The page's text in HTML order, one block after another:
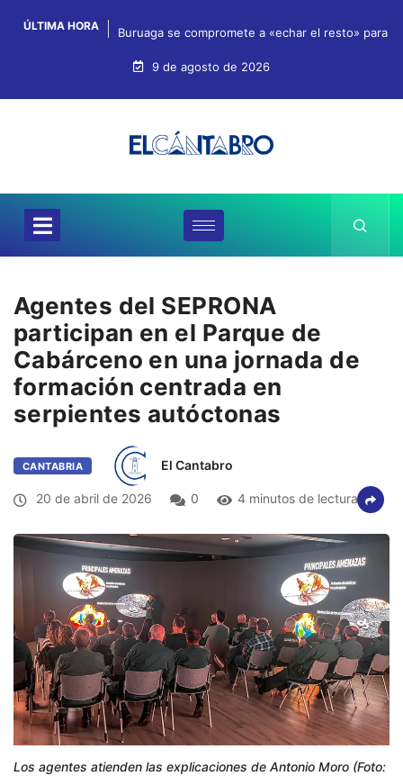
ÚLTIMA HORA Buruaga se compromete a «echar el resto» para
9 de agosto de 2026
Agentes del SEPRONA
participan en el Parque de
Cabárceno en una jornada de
formación centrada en
serpientes autóctonas
CANTABRIA El Cantabro
20 de abril de 2026 0 4 minutos de lectura
Los agentes atienden las explicaciones de Antonio Moro (Foto: